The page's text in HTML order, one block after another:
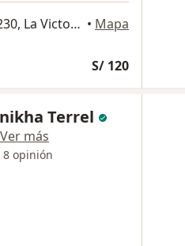
Jirón Horacio Cachay Díaz 230, La Victoria • Mapa
S/ 120
Terrel
Ver más
8 opinión